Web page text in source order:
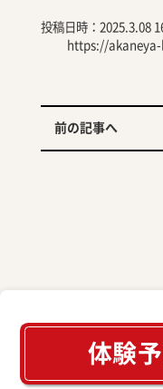
体験
投稿日時：2025.3.08
https://akaneya-
前の記事へ